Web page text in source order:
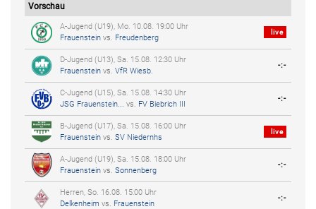
Vorschau
A-Jugend (U19), Mo. 10.08. 19:00 Uhr
Frauenstein vs. Freudenberg
live
D-Jugend (U13), Sa. 15.08. 12:30 Uhr
Frauenstein vs. VfR Wiesb.
-:-
C-Jugend (U15), Sa. 15.08. 14:30 Uhr
JSG Frauenstein... vs. FV Biebrich III
-:-
B-Jugend (U17), Sa. 15.08. 16:00 Uhr
Frauenstein vs. SV Niedernhs
live
A-Jugend (U19), Sa. 15.08. 18:00 Uhr
Frauenstein vs. Sonnenberg
-:-
Herren, So. 16.08. 15:00 Uhr
Delkenheim vs. Frauenstein
-:-